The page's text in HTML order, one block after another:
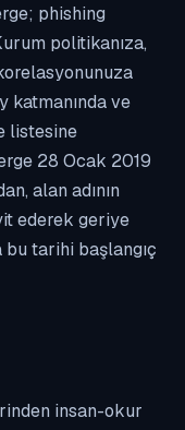
phishing
politikanıza,
katmanında ve
listesine
28 Ocak 2019
alan adının
ederek geriye
bu tarihi başlangıç
insan-okur